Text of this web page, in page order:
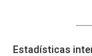
Estadísticas